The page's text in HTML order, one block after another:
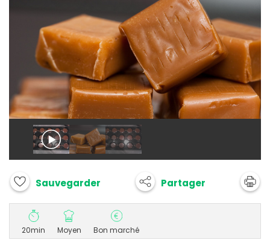
Sauvegarder Partager
20min Moyen Bon marché